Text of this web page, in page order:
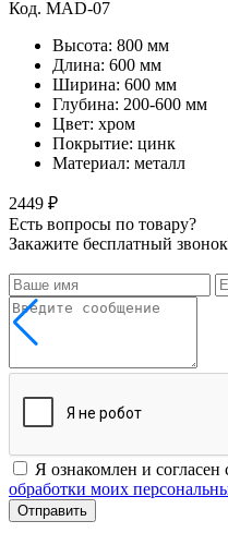
Код. MAD-07
Высота: 800 мм
Длина: 600 мм
Ширина: 600 мм
Глубина: 200-600 мм
Цвет: хром
Покрытие: цинк
Материал: металл
2449 ₽
Есть вопросы по товару?
Закажите бесплатный
Я ознакомлен и
обработки моих